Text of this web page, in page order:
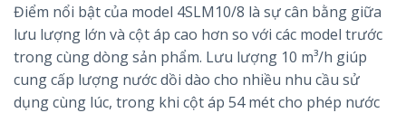
Điểm nổi bật của model 4SLM10/8 là sự cân bằng giữa
lưu lượng lớn và cột áp cao hơn so với các model trước
trong cùng dòng sản phẩm. Lưu lượng 10 m³/h giúp
cung cấp lượng nước dồi dào cho nhiều nhu cầu sử
dụng cùng lúc, trong khi cột áp 54 mét cho phép nước